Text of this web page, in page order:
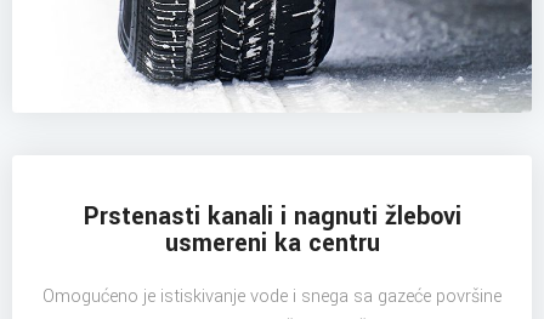
Prstenasti kanali i nagnuti žlebovi
usmereni ka centru
Omogućeno je istiskivanje vode i snega sa gazeće površine